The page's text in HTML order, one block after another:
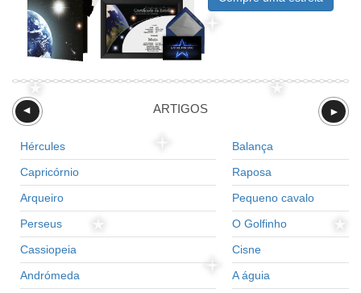
ARTIGOS ►
►
Hércules
Capricórnio
Arqueiro
Perseus
Cassiopeia
Andrómeda
Balança
Raposa
Pequeno cavalo
O Golfinho
Cisne
A águia